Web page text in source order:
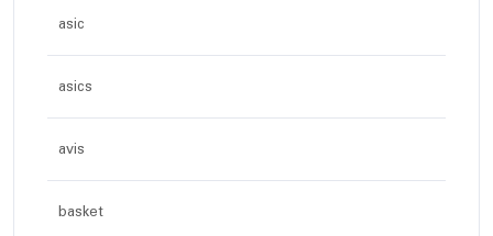
asic
asics
avis
basket